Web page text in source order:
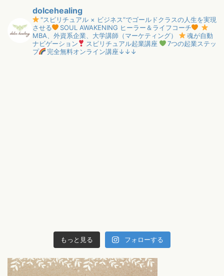
dolcehealing
"スピリチュアル × ビジネス”でゴールドクラスの人生を実現
させる
SOUL AWAKENING ヒーラー＆ライフコーチ
MBA、外資系企業、大学講師（マーケティング）
魂が自動
ナビゲーション
スピリチュアル起業講座
7つの起業ステッ
プ
完全無料オンライン講座↓↓↓
もっと見る フォローする